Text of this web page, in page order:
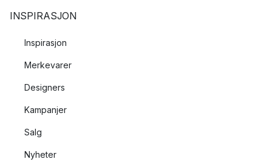
INSPIRASJON
Inspirasjon
Merkevarer
Designers
Kampanjer
Salg
Nyheter